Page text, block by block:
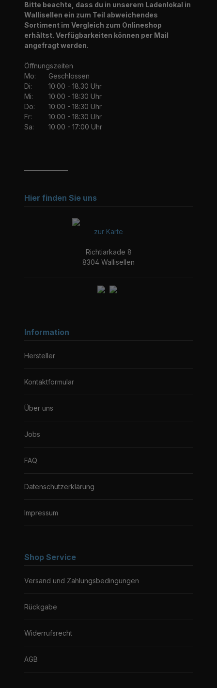
Bitte beachte, dass du in unserem Ladenlokal in
Wallisellen ein zum Teil abweichendes
Sortiment im Vergleich zum Onlineshop
erhältst. Verfügbarkeiten können per Mail
angefragt werden.
Öffnungszeiten
Mo:
Geschlossen
Di:
10:00 - 18.30 Uhr
Mi:
10:00 - 18:30 Uhr
Do:
10:00 - 18:30 Uhr
Fr:
10:00 - 18:30 Uhr
Sa:
10:00 - 17:00 Uhr
Hier finden Sie uns
zur Karte
Richtiarkade 8
8304 Wallisellen
Information
Hersteller
Kontaktformular
Über uns
Jobs
FAQ
Datenschutzerklärung
Impressum
Shop Service
Versand und Zahlungsbedingungen
Rückgabe
Widerrufsrecht
AGB